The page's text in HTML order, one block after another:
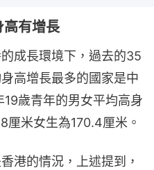
有增長
成長環境下，過去的35
高增長最多的國家是中
歲青年的男女平均高身
厘米女生為170.4厘米。
港的情況，上述提到，